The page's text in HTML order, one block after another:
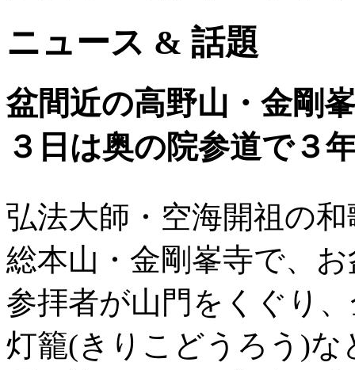
ニュース & 話題
盆間近の高野山・金剛
３日は奥の院参道で３
弘法大師・空海開祖の
総本山・金剛峯寺で、
参拝者が山門をくぐり
灯籠(きりこどうろう)